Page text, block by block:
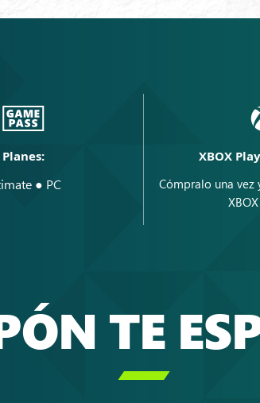
Planes:
● PC
XBOX
Cómpralo una vez
TE
